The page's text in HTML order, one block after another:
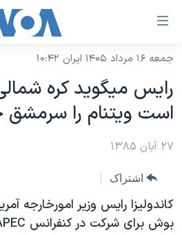
لینکهای
دسترسی
جهش
به
محتوای
اصلی
جهش
صفحه
اصلی
نسخه سبک وب‌سایت
موضوع ها
ایران
آمریکا
جهان
ورزشی
برنامه های تلویزیونی
جدول برنامه ها
صفحه‌های ویژه
جام جهانی ۲۰۲۶
فرکانس‌های صدای آمریکا
جمعه ۱۶ مرداد ۱۴۰۵ ایران ۱۰:۴۲
رايس ميگويد کره
است ويتنام را سرمشق
۲۷ آبان ۱۳۸۵
اشتراک
کاندوليزا رايس وزير امورخارجه